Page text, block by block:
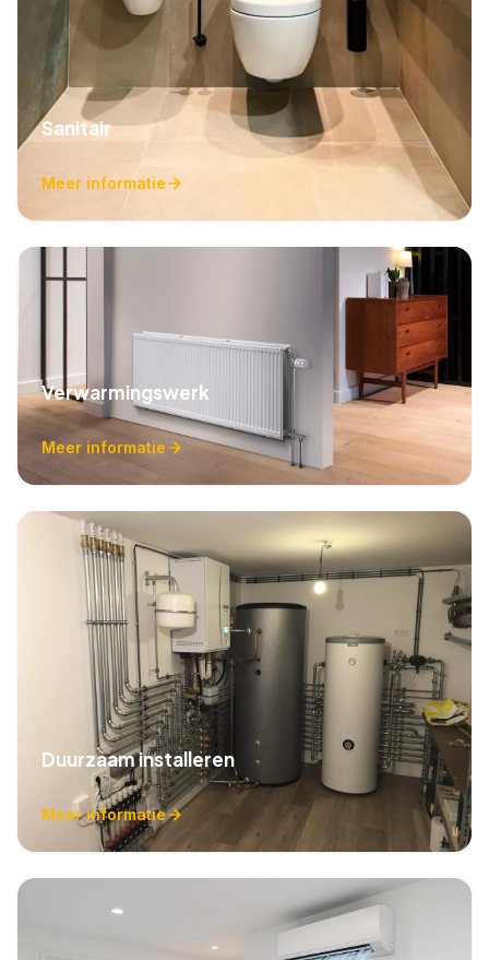
Sanitair
Meer informatie
Verwarmingswerk
Meer informatie
Duurzaam installeren
Meer informatie